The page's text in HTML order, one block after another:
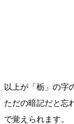
以上が「栃」の字
ただの暗記だと忘
で覚えられます。